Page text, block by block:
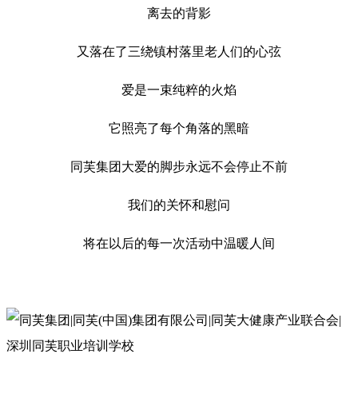
离去的背影
又落在了三绕镇村落里老人们的心弦
爱是一束纯粹的火焰
它照亮了每个角落的黑暗
同芙集团大爱的脚步永远不会停止不前
我们的关怀和慰问
将在以后的每一次活动中温暖人间